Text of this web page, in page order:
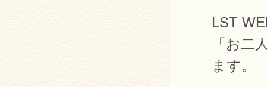
LST
「お二
ます。